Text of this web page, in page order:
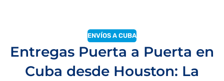
ENVÍOS A CUBA
Entregas Puerta a Puerta en
Cuba desde Houston: La